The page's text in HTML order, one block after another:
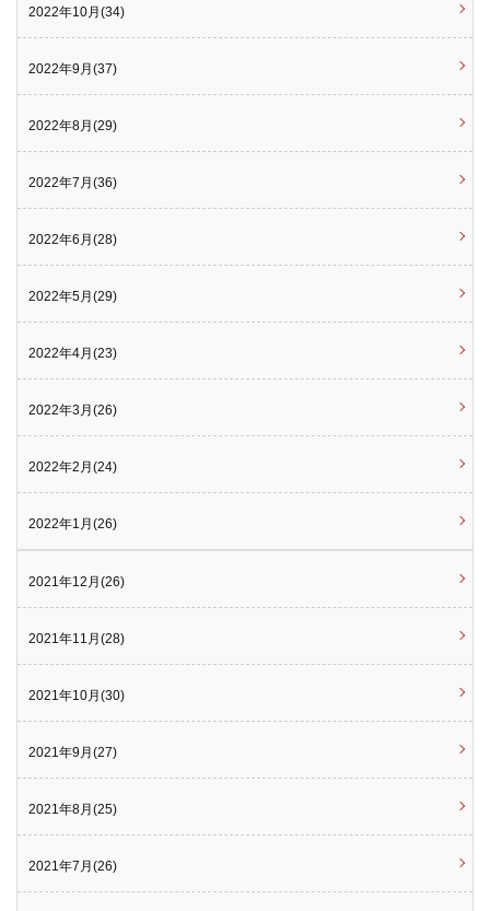
2022年10月(34)
2022年9月(37)
2022年8月(29)
2022年7月(36)
2022年6月(28)
2022年5月(29)
2022年4月(23)
2022年3月(26)
2022年2月(24)
2022年1月(26)
2021年12月(26)
2021年11月(28)
2021年10月(30)
2021年9月(27)
2021年8月(25)
2021年7月(26)